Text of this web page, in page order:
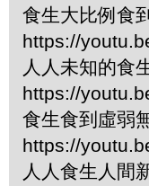
食生大比例食
https://
人人未知的食
https://
食生食到虛弱
https://
人人食生人間